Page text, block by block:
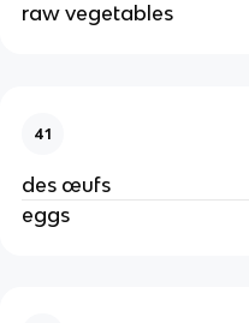
raw vegetables
41
des œufs
eggs